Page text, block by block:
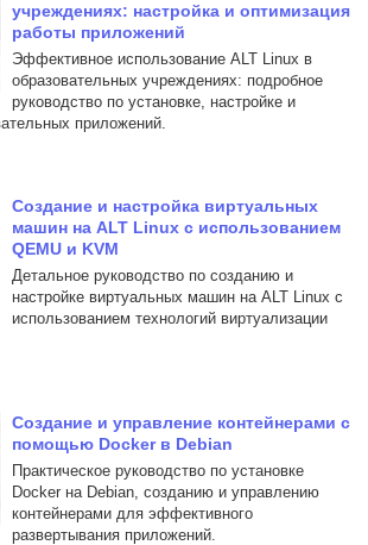
учреждениях: настройка и оптимизация
работы приложений
Эффективное использование ALT Linux в
образовательных учреждениях: подробное
руководство по установке, настройке и
приложений.
Создание и настройка виртуальных
машин на ALT Linux с использованием
QEMU и KVM
Детальное руководство по созданию и
настройке виртуальных машин на ALT Linux с
использованием технологий виртуализации
Создание и управление контейнерами с
помощью Docker в Debian
Практическое руководство по установке
Docker на Debian, созданию и управлению
контейнерами для эффективного
развертывания приложений.